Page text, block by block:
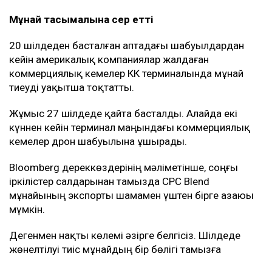
Мұнай тасымалына әсер етті
20 шілдеден басталған аптадағы шабуылдардан
кейін америкалық компаниялар жалдаған
коммерциялық кемелер КҚК терминалында мұнай
тиеуді уақытша тоқтатты.
Жұмыс 27 шілдеде қайта басталды. Алайда екі
күннен кейін терминал маңындағы коммерциялық
кемелер дрон шабуылына ұшырады.
Bloomberg дереккөздерінің мәліметінше, соңғы
іркілістер салдарынан тамызда CPC Blend
мұнайының экспорты шамамен үштен бірге азаюы
мүмкін.
Дегенмен нақты көлемі әзірге белгісіз. Шілдеде
жөнелтілуі тиіс мұнайдың бір бөлігі тамызға